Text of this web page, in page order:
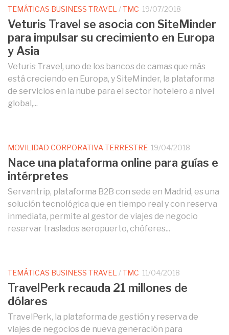
TEMÁTICAS BUSINESS TRAVEL /TMC 19/07/2018
Veturis Travel se asocia con SiteMinder
para impulsar su crecimiento en Europa
y Asia
Veturis Travel, uno de los bancos de camas que más
está creciendo en Europa, y SiteMinder, la plataforma
de servicios en la nube para el sector hotelero a nivel
global,...
MOVILIDAD CORPORATIVA TERRESTRE 19/04/2018
Nace una plataforma online para guías e
intérpretes
Servantrip, plataforma B2B con sede en Madrid, es una
solución tecnológica que en tiempo real y con reserva
inmediata, permite al gestor de viajes de negocio
reservar traslados aeropuerto, chóferes...
TEMÁTICAS BUSINESS TRAVEL /TMC 11/04/2018
TravelPerk recauda 21 millones de
dólares
TravelPerk, la plataforma de gestión y reserva de
viajes de negocios de nueva generación para